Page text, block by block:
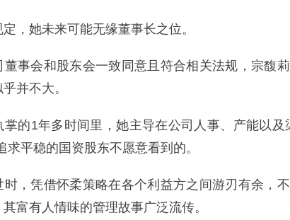
，她未来可能无缘董事长之位。
董事会和股东会一致同意且符合相关法规，宗馥
并不大。
掌的1年多时间里，她主导在公司人事、产能以及
求平稳的国资股东不愿意看到的。
时，凭借怀柔策略在各个利益方之间游刃有余，
富有人情味的管理故事广泛流传。